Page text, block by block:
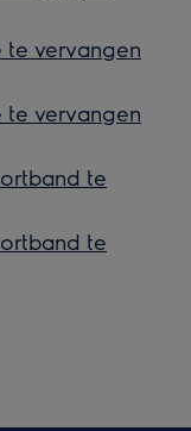
te vervangen
te vervangen
te
te